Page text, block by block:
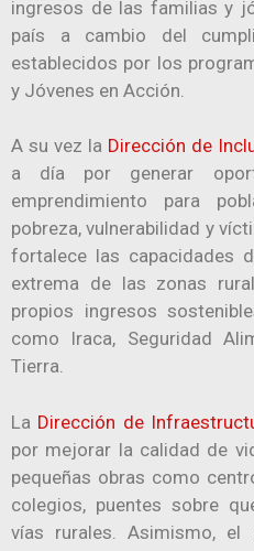
ingresos de las familias y
país a cambio del
establecidos por los
y Jóvenes en Acción.
A su vez la Dirección de
a día por generar
emprendimiento para
pobreza, vulnerabilidad y
fortalece las capacidades
extrema de las zonas
propios ingresos
como Iraca, Seguridad
Tierra.
​La Dirección de
por mejorar la calidad de
pequeñas obras como
colegios, puentes sobre
vías rurales. Asimismo,